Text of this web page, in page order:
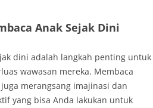
Anak Sejak Dini
dini adalah langkah penting untuk
wawasan mereka. Membaca
merangsang imajinasi dan
yang bisa Anda lakukan untuk